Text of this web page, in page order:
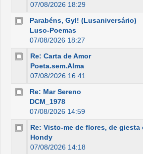
07/08/2026 18:29
Parabéns, Gyl! (Lusaniversário)
Luso-Poemas
07/08/2026 18:27
Re: Carta de Amor
Poeta.sem.Alma
07/08/2026 16:41
Re: Mar Sereno
DCM_1978
07/08/2026 14:59
Re: Visto-me de flores, de giesta
Hondy
07/08/2026 14:18